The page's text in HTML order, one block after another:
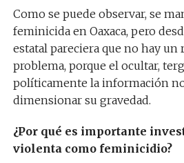
Como se puede observar, se
feminicida en Oaxaca, pero
estatal pareciera que no hay
problema, porque el ocultar,
políticamente la información
dimensionar su gravedad.
¿Por qué es importante
violenta como feminicidio?